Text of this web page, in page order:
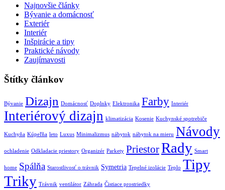
Najnovšie články
Bývanie a domácnosť
Exteriér
Interiér
Inšpirácie a tipy
Praktické návody
Zaujímavosti
Štítky článkov
Bývanie Dizajn Domácnosť Doplnky Elektronika Farby Interiér
Interiérový dizajn klimatizácia Kosenie Kuchynské spotrebiče
Kuchyňa Kúpeľňa leto Luxus Minimalizmus nábytok nábytok na mieru Návody
ochladenie Odkladacie priestory Organizér Parkety PriestorRady Smart
home Spálňa Starostlivosť o trávnik Symetria Tepelné izolácie Teplo Tipy
Triky Trávnik ventilátor Záhrada Čistiace prostriedky